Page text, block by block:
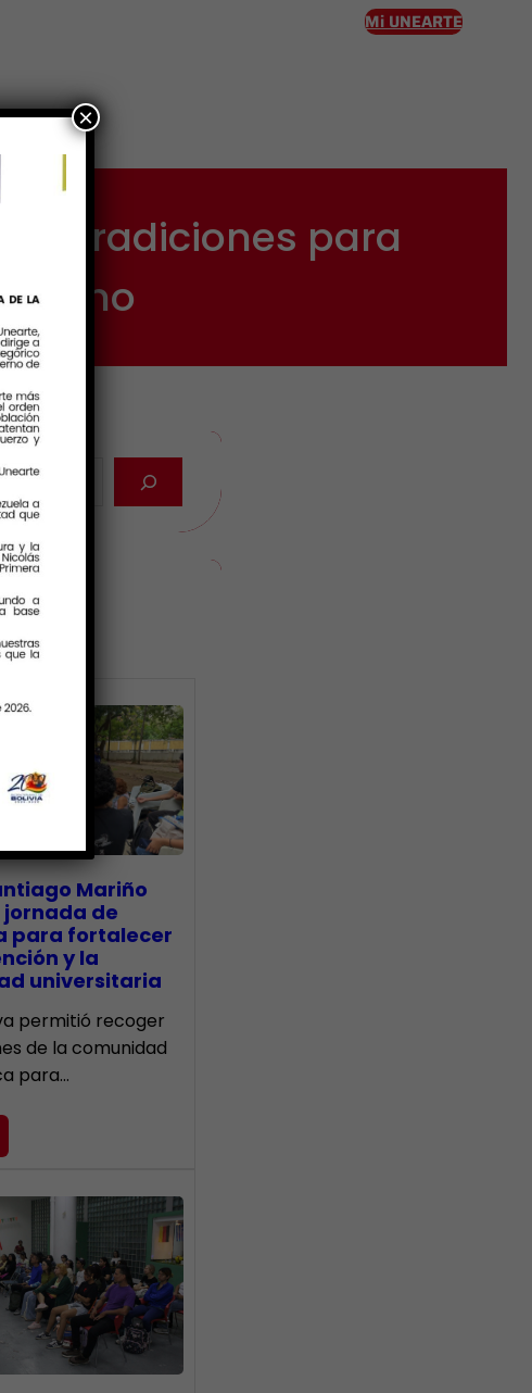
Mi UNEARTE
Ingreso
tradiciones para
Mariño
de
para fortalecer
y la
universitaria
permitió recoger
de la comunidad
para…
×